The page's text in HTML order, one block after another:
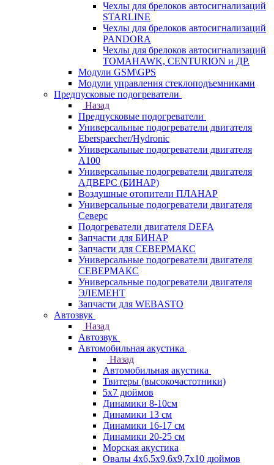
Чехлы для брелоков автосигнализаций
STARLINE
Чехлы для брелоков автосигнализаций
PANDORA
Чехлы для брелоков автосигнализаций
TOMAHAWK, CENTURION и ДР.
Модули GSM\GPS
Модули управления стеклоподъемниками
Предпусковые подогреватели
Назад
Предпусковые подогреватели
Универсальные подогреватели двигателя
Eberspaecher/Hydronic
Универсальные подогреватели двигателя
A100
Универсальные подогреватели двигателя
АДВЕРС (БИНАР)
Воздушные отопители ПЛАНАР
Универсальные подогреватели двигателя
Северс
Подогреватели двигателя DEFA
Запчасти для БИНАР
Запчасти для СЕВЕРМАКС
Универсальные подогреватели двигателя
СЕВЕРМАКС
Универсальные подогреватели двигателя
ЭЛЕМЕНТ
Запчасти для WEBASTO
Автозвук
Назад
Автозвук
Автомобильная акустика
Назад
Автомобильная акустика
Твитеры (высокочастотники)
5x7 дюймов
Динамики 8-10см
Динамики 13 см
Динамики 16-17 см
Динамики 20-25 см
Морская акустика
Овалы 4х6,5х9,6x9,7х10 дюймов